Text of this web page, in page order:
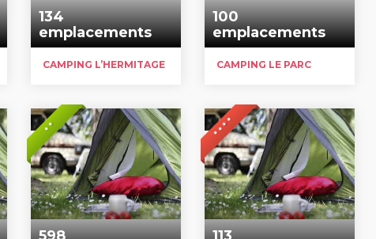
134
emplacements
CAMPING L’HERMITAGE
100
emplacements
CAMPING LE PARC
* * * * * *